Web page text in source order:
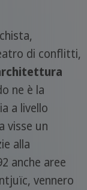
di conflitti,
ne è la
a livello
visse un
alla
anche aree
vennero